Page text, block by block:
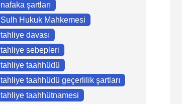
nafaka şartları
Sulh Hukuk Mahkemesi
tahliye davası
tahliye sebepleri
tahliye taahhüdü
tahliye taahhüdü geçerlilik şartları
tahliye taahhütnamesi